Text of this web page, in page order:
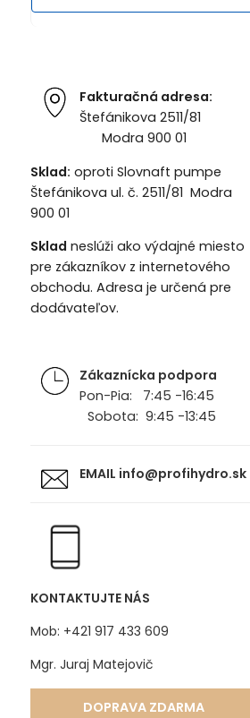
Fakturačná adresa:
Štefánikova 2511/81
Modra 900 01
Sklad: oproti Slovnaft pumpe
Štefánikova ul. č. 2511/81 Modra
900 01
Sklad neslúži ako výdajné miesto
pre zákazníkov z internetového
obchodu. Adresa je určená pre
dodávateľov.
Zákaznícka podpora
Pon-Pia: 7:45 -16:45
Sobota: 9:45 -13:45
EMAIL info@profihydro.sk
KONTAKTUJTE NÁS
Mob: +421 917 433 609
Mgr. Juraj Matejovič
DOPRAVA ZDARMA